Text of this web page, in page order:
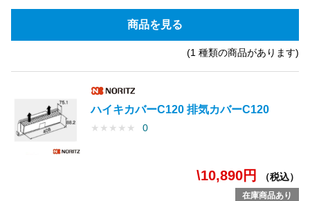
商品を見る
(1 種類の商品があります)
ハイキカバーC120 排気カバーC120
★ ★ ★ ★ ★ 0
\10,890円 （税込）
在庫商品あり